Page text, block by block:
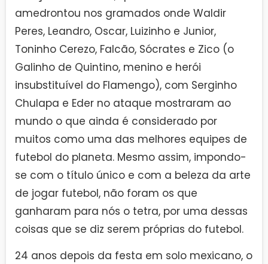
amedrontou nos gramados onde Waldir
Peres, Leandro, Oscar, Luizinho e Junior,
Toninho Cerezo, Falcão, Sócrates e Zico (o
Galinho de Quintino, menino e herói
insubstituível do Flamengo), com Serginho
Chulapa e Eder no ataque mostraram ao
mundo o que ainda é considerado por
muitos como uma das melhores equipes de
futebol do planeta. Mesmo assim, impondo-
se com o título único e com a beleza da arte
de jogar futebol, não foram os que
ganharam para nós o tetra, por uma dessas
coisas que se diz serem próprias do futebol.
24 anos depois da festa em solo mexicano, o